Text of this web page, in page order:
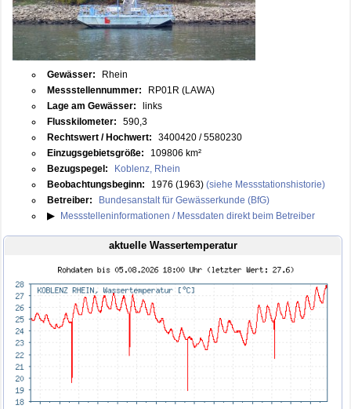
Gewässer:
Rhein
Messstellennummer:
RP01R (LAWA)
Lage am Gewässer:
links
Flusskilometer:
590,3
Rechtswert / Hochwert:
3400420 / 5580230
Einzugsgebietsgröße:
109806 km²
Bezugspegel:
Koblenz, Rhein
Beobachtungsbeginn:
1976 (1963) (siehe Messstationshistorie)
Betreiber:
Bundesanstalt für Gewässerkunde (BfG)
▶ Messstelleninformationen / Messdaten direkt beim Betreiber
aktuelle Wassertemperatur